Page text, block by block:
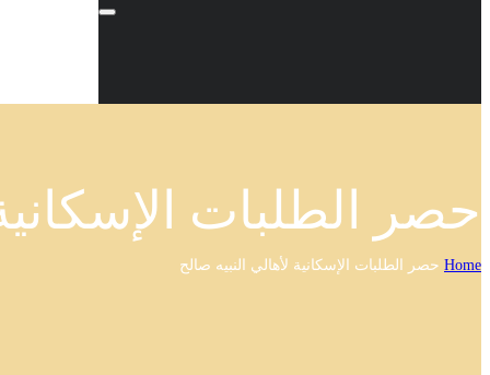
حصر الطلبات
Home حصر الطلبات الإسكانية لأهالي النبيه صالح